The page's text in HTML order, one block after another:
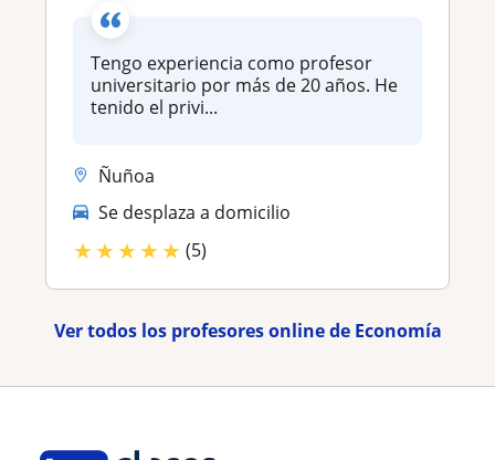
Tengo experiencia como profesor
universitario por más de 20 años. He
tenido el privi...
Ñuñoa
Se desplaza a domicilio
★★★★★ (5)
Ver todos los profesores online de Economía